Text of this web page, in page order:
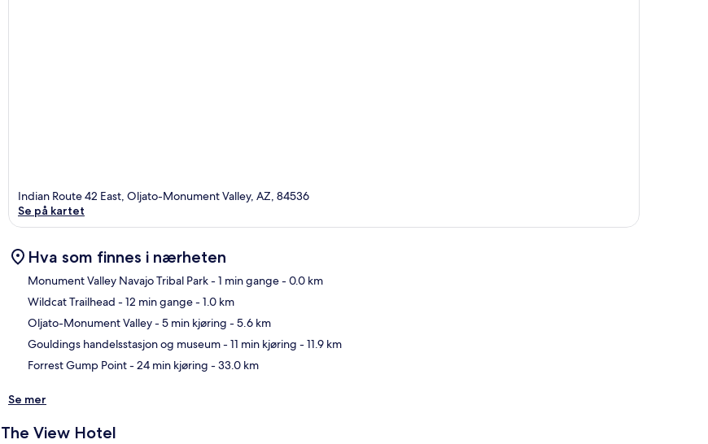
Indian Route 42 East, Oljato-Monument Valley, AZ, 84536
Se på kartet
Hva som finnes i nærheten
Monument Valley Navajo Tribal Park- 1 min gange- 0.0 km
Wildcat Trailhead - 12 min gange- 1.0 km
Oljato-Monument Valley- 5 min kjøring - 5.6 km
Gouldings handelsstasjon og museum- 11 min kjøring - 11.9 km
Forrest Gump Point- 24 min kjøring - 33.0 km
Se mer
The View Hotel